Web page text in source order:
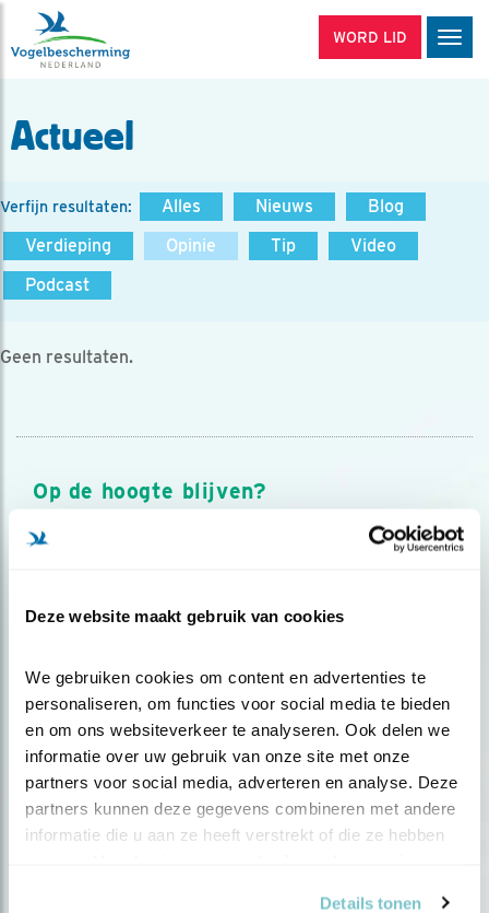
Deze website maakt gebruik van cookies
We gebruiken cookies om content en advertenties te
personaliseren, om functies voor social media te bieden
en om ons websiteverkeer te analyseren. Ook delen we
informatie over uw gebruik van onze site met onze
partners voor social media, adverteren en analyse. Deze
partners kunnen deze gegevens combineren met andere
informatie die u aan ze heeft verstrekt of die ze hebben
Details tonen
WORD LID
Actueel
Verfijn resultaten: Alles Nieuws
Blog
Verdieping
Opinie Tip
Video
Podcast
Geen resultaten.
Op de hoogte blijven?
Meld je aan en ontvang nieuws, inspiratie, acties en tips
over vogels en activiteiten van Vogelbescherming.